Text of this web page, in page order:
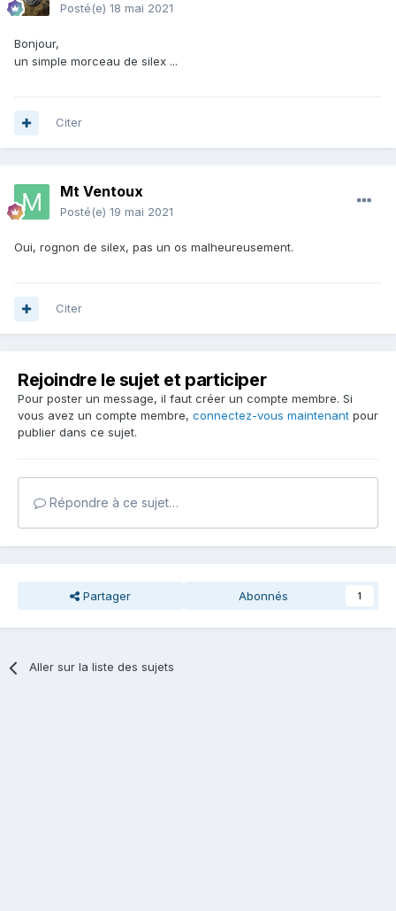
Posté(e) 18 mai 2021
Bonjour,
un simple morceau de silex ...
Citer
Mt Ventoux
Posté(e) 19 mai 2021
Oui, rognon de silex, pas un os malheureusement.
Citer
Rejoindre le sujet et participer
Pour poster un message, il faut créer un compte membre. Si
vous avez un compte membre, connectez-vous maintenant pour
publier dans ce sujet.
Répondre à ce sujet…
Partager Abonnés 1
Aller sur la liste des sujets